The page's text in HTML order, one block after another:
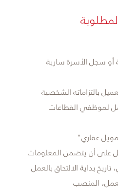
أو سجل الأسرة سارية
بالتزاماته الشخصية
لموظفي القطاعات
عقاري"
على أن يتضمن المعلومات
تاريخ بداية الالتحاق بالعمل
المنصب